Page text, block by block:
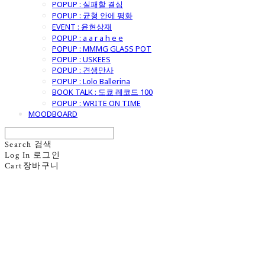
POPUP : 실패할 결심
POPUP : 균형 안에 평화
EVENT : 윤현상재
POPUP : a a r a h e e
POPUP : MMMG GLASS POT
POPUP : USKEES
POPUP : 견생만사
POPUP : Lolo Ballerina
BOOK TALK : 도쿄 레코드 100
POPUP : WRITE ON TIME
MOODBOARD
Search 검색
Log In 로그인
Cart 장바구니